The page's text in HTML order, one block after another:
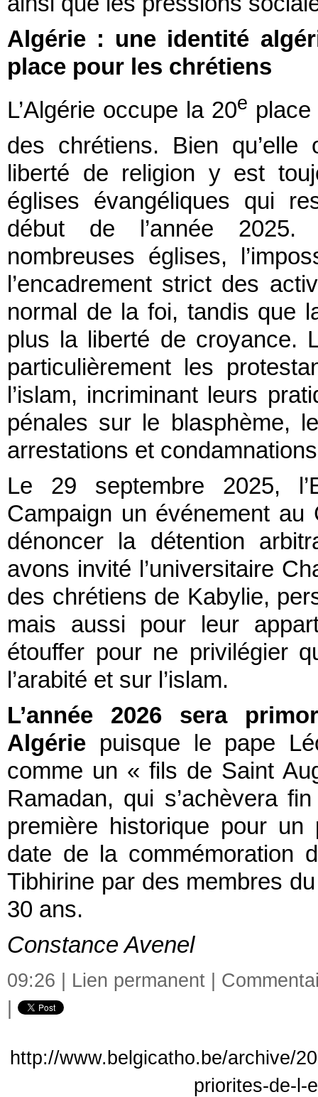
Algérie : une identité
place pour les chrétiens
L’Algérie occupe la 20e place
des chrétiens. Bien qu’elle
liberté de religion y est
églises évangéliques qui
début de l’année 2025.
nombreuses églises,
l’encadrement strict des
normal de la foi, tandis que
plus la liberté de croyance.
particulièrement les
l’islam, incriminant leurs
pénales sur le blasphème,
arrestations et
Le 29 septembre 2025,
Campaign un événement au
dénoncer la détention
avons invité l’universitaire
des chrétiens de Kabylie,
mais aussi pour leur
étouffer pour ne privilégier
l’arabité et sur l’islam.
L’année 2026 sera
Algérie puisque le pape
comme un « fils de Saint
Ramadan, qui s’achèvera
première historique pour
date de la commémoration
Tibhirine par des membres
30 ans.
Constance Avenel
09:26 | Lien permanent
http://www.belgicatho.be/archive/
priorites-de-l-